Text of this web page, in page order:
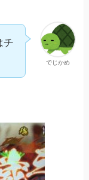
でじかめ
チ